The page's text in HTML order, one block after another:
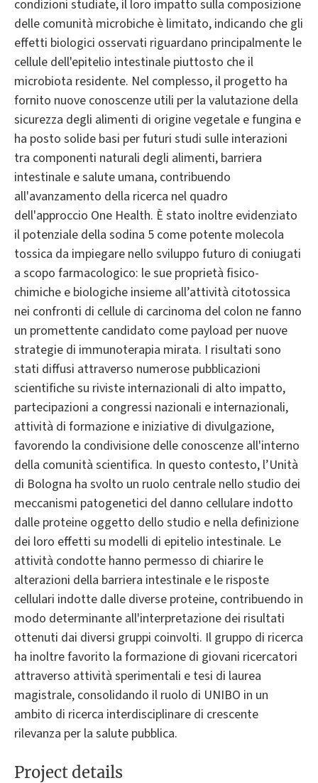
condizioni studiate, il loro impatto sulla composizione
delle comunità microbiche è limitato, indicando che gli
effetti biologici osservati riguardano principalmente le
cellule dell'epitelio intestinale piuttosto che il
microbiota residente. Nel complesso, il progetto ha
fornito nuove conoscenze utili per la valutazione della
sicurezza degli alimenti di origine vegetale e fungina e
ha posto solide basi per futuri studi sulle interazioni
tra componenti naturali degli alimenti, barriera
intestinale e salute umana, contribuendo
all'avanzamento della ricerca nel quadro
dell'approccio One Health. È stato inoltre evidenziato
il potenziale della sodina 5 come potente molecola
tossica da impiegare nello sviluppo futuro di coniugati
a scopo farmacologico: le sue proprietà fisico-
chimiche e biologiche insieme all’attività citotossica
nei confronti di cellule di carcinoma del colon ne fanno
un promettente candidato come payload per nuove
strategie di immunoterapia mirata. I risultati sono
stati diffusi attraverso numerose pubblicazioni
scientifiche su riviste internazionali di alto impatto,
partecipazioni a congressi nazionali e internazionali,
attività di formazione e iniziative di divulgazione,
favorendo la condivisione delle conoscenze all'interno
della comunità scientifica. In questo contesto, l’Unità
di Bologna ha svolto un ruolo centrale nello studio dei
meccanismi patogenetici del danno cellulare indotto
dalle proteine oggetto dello studio e nella definizione
dei loro effetti su modelli di epitelio intestinale. Le
attività condotte hanno permesso di chiarire le
alterazioni della barriera intestinale e le risposte
cellulari indotte dalle diverse proteine, contribuendo in
modo determinante all'interpretazione dei risultati
ottenuti dai diversi gruppi coinvolti. Il gruppo di ricerca
ha inoltre favorito la formazione di giovani ricercatori
attraverso attività sperimentali e tesi di laurea
magistrale, consolidando il ruolo di UNIBO in un
ambito di ricerca interdisciplinare di crescente
rilevanza per la salute pubblica.
Project details